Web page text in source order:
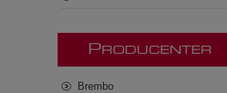
P RODUCENTER
Brembo